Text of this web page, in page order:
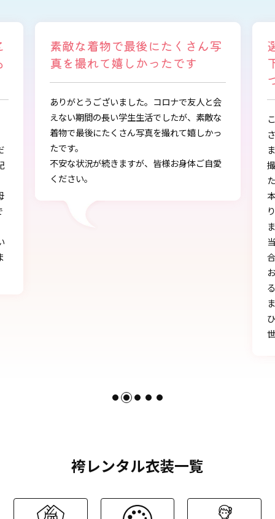
選ぶ時から色々と親身になって
下さり、自分に似合うものを見
つけることができました
この度は、とても素敵な着物・袴をご提供下
さりありがとうございました。
また、早朝からの着付、ヘアアレンジ、写真
撮影もしていただき、ありがとうございまし
た。
袴レンタル衣装一覧